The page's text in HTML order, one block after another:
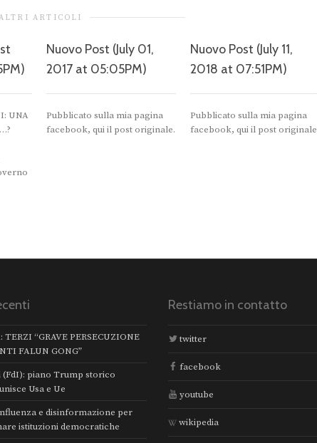
ARTICOLI
UNA
Nuovo Post (July 01,
2017 at 05:05PM)
Pubblicato sulla mia pagina
facebook, qui il post originale.
Nuovo Post (July 11,
2018 at 07:51PM)
Pubblicato sulla mia pagina
facebook, qui il post
TERZI “GRAVE PERSECUZIONE
FALUN GONG”
(FdI): piano Trump storico
Usa e Ue
e disinformazione per
istituzioni democratiche
Restiamo in contatto
twitter
facebook
youtube
wikipedia